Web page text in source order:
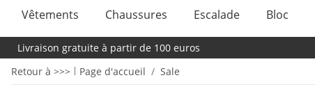
Vêtements Chaussures Escalade Bloc
Livraison gratuite à partir de 100 euros
Retour à >>>
Page d'accueil Sale